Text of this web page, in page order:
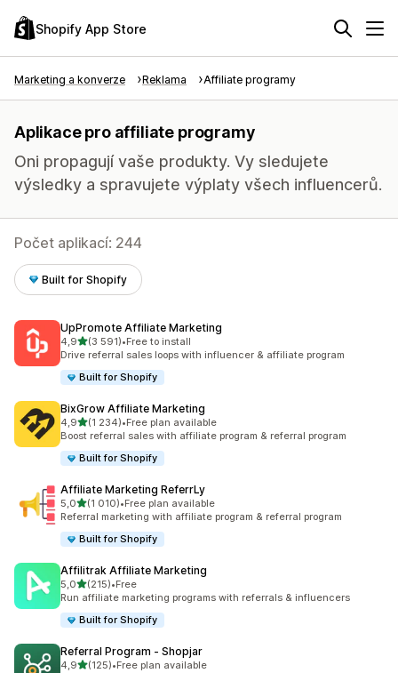
Shopify App Store
Marketing a konverze Reklama Affiliate programy
Aplikace pro affiliate programy
Oni propagují vaše produkty. Vy sledujete
výsledky a spravujete výplaty všech influencerů.
Počet aplikací: 244
Built for Shopify
UpPromote Affiliate Marketing
4,9z 5 hvězd
(3 591)
Celkový počet recenzí: 3591
•Free to install
Drive referral sales loops with influencer & affiliate program
Built for Shopify
BixGrow Affiliate Marketing
4,9z 5 hvězd
(1 234)
Celkový počet recenzí: 1234
•Free plan available
Boost referral sales with affiliate program & referral program
Built for Shopify
Affiliate Marketing ReferrLy
5,0z 5 hvězd
(1 010)
Celkový počet recenzí: 1010
•Free plan available
Referral marketing with affiliate program & referral program
Built for Shopify
Affilitrak Affiliate Marketing
5,0z 5 hvězd
(215)
Celkový počet recenzí: 215
•Free
Run affiliate marketing programs with referrals & influencers
Built for Shopify
Referral Program ‑ Shopjar
4,9z 5 hvězd
(125)
Celkový počet recenzí: 125
•Free plan available